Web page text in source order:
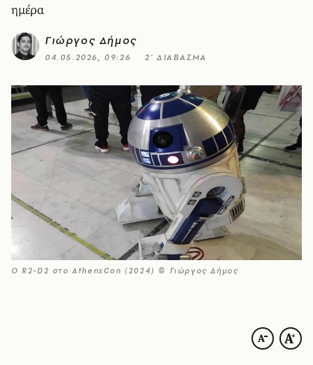
ημέρα
Γιώργος Δήμος
04.05.2026, 09:26 2’ ΔΙΑΒΑΣΜΑ
Ο R2-D2 στο AthensCon (2024) © Γιώργος Δήμος